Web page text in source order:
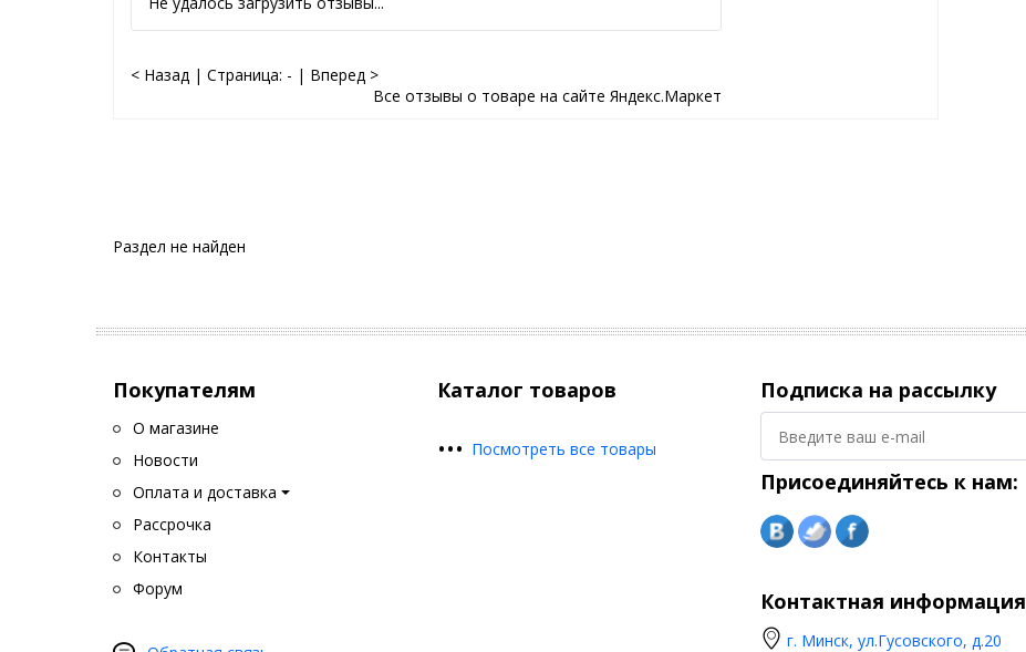
< Назад | Страница: - | Вперед >
Все отзывы о товаре на сайте Яндекс.Маркет
Раздел не найден
Покупателям
О магазине
Новости
Оплата и доставка
Рассрочка
Контакты
Форум
Каталог товаров
••• Посмотреть все товары
Подписка на рассылку
Присоединяйтесь к нам:
Контактная информация
г. Минск, ул.Гусовского, д.20